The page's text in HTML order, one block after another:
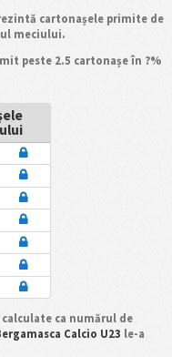
cartonașele primite de
meciului.
peste 2.5 cartonașe în ?%
ca numărul de
Calcio U23 le-a